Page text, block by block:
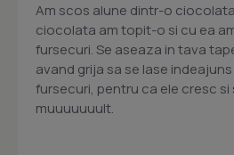
Am scos alune dintr-o
ciocolata am topit-o si cu ea
fursecuri. Se aseaza in tava
avand grija sa se lase
fursecuri, pentru ca ele cresc si
muuuuuuult.